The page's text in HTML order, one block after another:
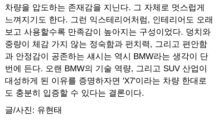
차량을 압도하는 존재감을 지닌다. 그 자체로 멋스럽게
느껴지기도 한다. 그런 익스테리어처럼, 인테리어도 오래
보고 사용할수록 만족감이 높아지는 구성이었다. 덩치와
중량이 체감 가지 않는 정숙함과 펀치력, 그리고 편안함
과 안정감이 공존하는 섀시는 역시 BMW라는 생각이 단
번에 든다. 오랜 BMW의 기술 역량, 그리고 SUV 산업이
대성하게 된 이유를 증명하자면 'X7'이라는 차량 한대로
도 충분히 입증할 수 있다는 결론이다.
글/사진: 유현태